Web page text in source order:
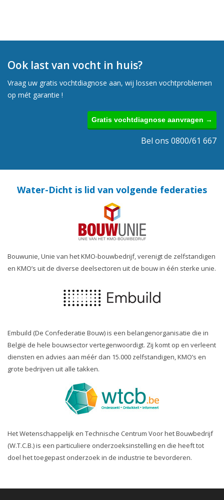
Ook last van vocht in huis?
Vraag uw gratis vochtdiagnose aan, wij lossen vochtproblemen
op mét garantie !
Gratis vochtdiagnose aanvragen →
Bel ons 0800/61 667
Water-Dicht is lid van volgende federaties
Bouwunie, Unie van het KMO-bouwbedrijf, verenigt de zelfstandigen
en KMO’s uit de diverse deelsectoren uit de bouw in één sterke unie.
Embuild (De Confederatie Bouw) is een belangenorganisatie die in
België de hele bouwsector vertegenwoordigt. Zij komt op en verleent
diensten en advies aan méér dan 15.000 zelfstandigen, KMO’s en
grote bedrijven uit alle takken.
Het Wetenschappelijk en Technische Centrum Voor het Bouwbedrijf
(W.T.C.B.) is een particuliere onderzoeksinstelling en die heeft tot
doel het toegepast onderzoek in de industrie te bevorderen.